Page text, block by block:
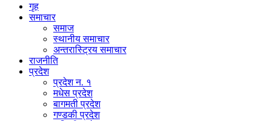
गृह
समाचार
समाज
स्थानीय समाचार
अन्तरास्ट्रिय समाचार
राजनीति
प्रदेश
प्रदेश न. १
मधेस प्रदेश
बागमती प्रदेश
गण्डकी प्रदेश